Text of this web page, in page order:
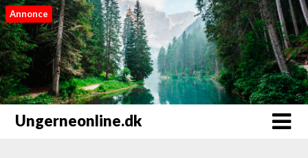
Annonce
Ungerneonline.dk